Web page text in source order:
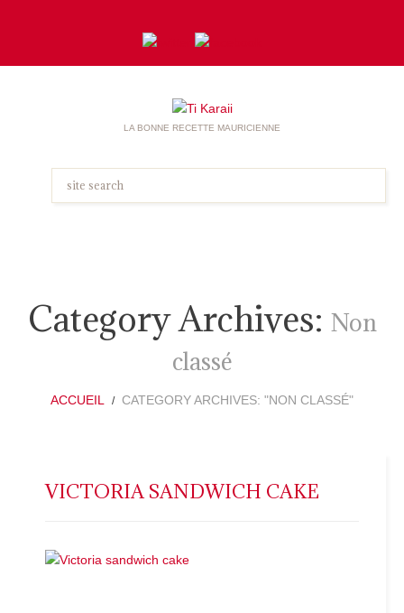
LA BONNE RECETTE MAURICIENNE
Category Archives: Non
classé
ACCUEIL CATEGORY ARCHIVES: "NON CLASSÉ"
VICTORIA SANDWICH CAKE